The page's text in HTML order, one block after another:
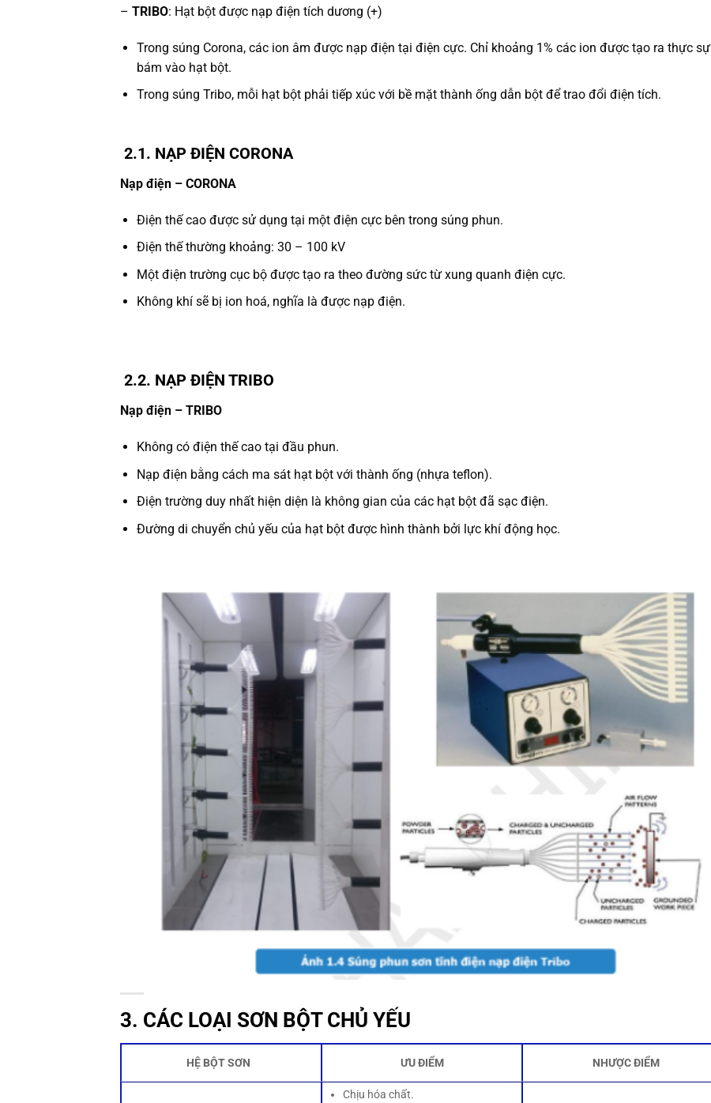
– TRIBO: Hạt bột được nạp điện tích dương (+)
Trong súng Corona, các ion âm được nạp điện tại điện cực. Chỉ khoảng 1% các ion được tạo ra thực sự
bám vào hạt bột.
Trong súng Tribo, mỗi hạt bột phải tiếp xúc với bề mặt thành ống dẫn bột để trao đổi điện tích.
2.1. NẠP ĐIỆN CORONA
Nạp điện – CORONA
Điện thế cao được sử dụng tại một điện cực bên trong súng phun.
Điện thế thường khoảng: 30 – 100 kV
Một điện trường cục bộ được tạo ra theo đường sức từ xung quanh điện cực.
Không khí sẽ bị ion hoá, nghĩa là được nạp điện.
2.2. NẠP ĐIỆN TRIBO
Nạp điện – TRIBO
Không có điện thế cao tại đầu phun.
Nạp điện bằng cách ma sát hạt bột với thành ống (nhựa teflon).
Điện trường duy nhất hiện diện là không gian của các hạt bột đã sạc điện.
Đường di chuyển chủ yếu của hạt bột được hình thành bởi lực khí động học.
3. CÁC LOẠI SƠN BỘT CHỦ YẾU
HỆ BỘT SƠN ƯU ĐIỂM NHƯỢC ĐIỂM
Chịu hóa chất.